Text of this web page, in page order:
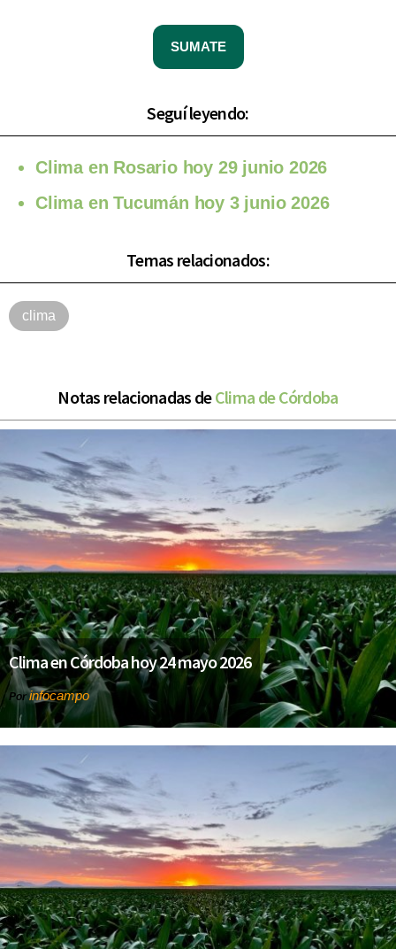
SUMATE
Seguí leyendo:
Clima en Rosario hoy 29 junio 2026
Clima en Tucumán hoy 3 junio 2026
Temas relacionados:
clima
Notas relacionadas deClima de Córdoba
Clima en Córdoba hoy 24 mayo 2026
Porinfocampo